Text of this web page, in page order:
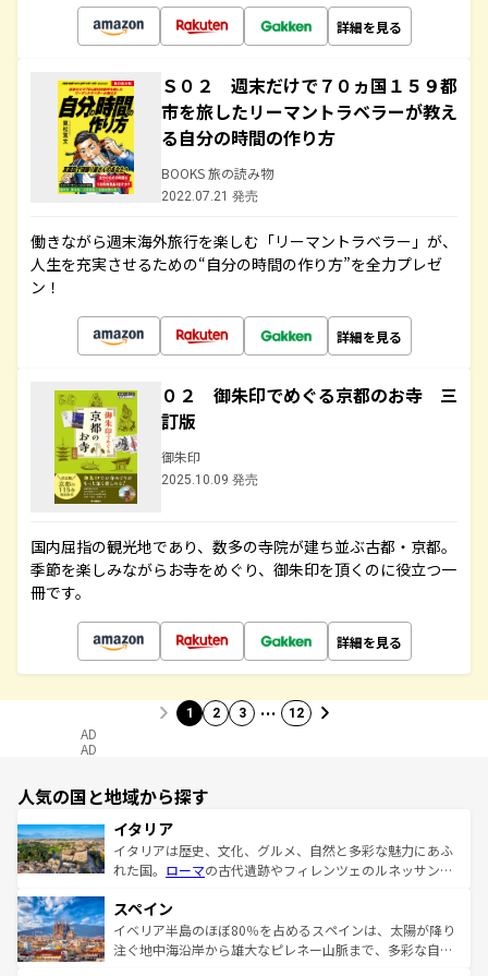
詳細を見る
Ｓ０２ 週末だけで７０ヵ国１５９都
市を旅したリーマントラベラーが教え
る自分の時間の作り方
BOOKS 旅の読み物
2022.07.21 発売
働きながら週末海外旅行を楽しむ「リーマントラベラー」が、
人生を充実させるための“自分の時間の作り方”を全力プレゼ
ン！
詳細を見る
０２ 御朱印でめぐる京都のお寺 三
訂版
御朱印
2025.10.09 発売
国内屈指の観光地であり、数多の寺院が建ち並ぶ古都・京都。
季節を楽しみながらお寺をめぐり、御朱印を頂くのに役立つ一
冊です。
詳細を見る
1 2 3 … 12
AD
AD
人気の国と地域から探す
イタリア
イタリアは歴史、文化、グルメ、自然と多彩な魅力にあふ
れた国。 ローマの古代遺跡やフィレンツェのルネッサンス
ろん、トスカーナの美しい田園風景やアマルフィ海岸の絶
景など、自然景観も見逃せない。観光の合間には、本場の
ピザやパスタなど、絶品のイタリア料理を堪能することも
スペイン
イベリア半島のほぼ80％を占めるスペインは、太陽が降り
注ぐ地中海沿岸から雄大なピレネー山脈まで、多彩な自然